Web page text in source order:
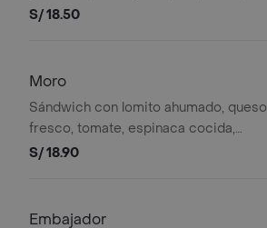
quesos crema y edam, tomate y
S/ 18.50
Moro
Sándwich con lomito ahumado, queso
fresco, tomate, espinaca cocida,
aceite de oliva y mayonesa. (Ciabatta
S/ 18.90
Embajador